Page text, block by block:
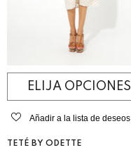
ELIJA OPCIONES
Añadir a la lista de deseos
VENDEDOR:
TETÉ BY ODETTE